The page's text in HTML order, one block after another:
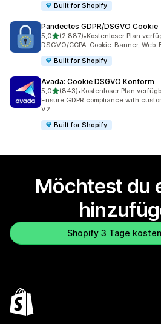
Built for Shopify
Pandectes GDPR/DSGVO Cookie
5,0von 5 Sternen
(2.887)
2887 Rezensionen insgesamt
•Kostenloser Plan
DSGVO/CCPA-Cookie-Banner,
Built for Shopify
Avada: Cookie DSGVO Konform
5,0von 5 Sternen
(843)
843 Rezensionen insgesamt
•Kostenloser Plan
Ensure GDPR compliance with
V2
Built for Shopify
Möchtest du
Shopify 3 Tage